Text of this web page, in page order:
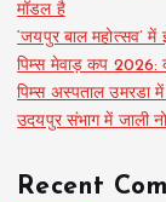
मॉडल है
‘जयपुर बाल महोत्सव’ में
पिम्स मेवाड़ कप 2026:
पिम्स अस्पताल उमरडा में
उदयपुर संभाग में जाली
Recent